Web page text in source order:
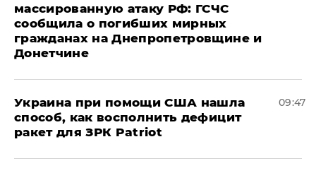
массированную атаку РФ: ГСЧС
сообщила о погибших мирных
гражданах на Днепропетровщине и
Донетчине
Украина при помощи США нашла
способ, как восполнить дефицит
ракет для ЗРК Patriot
09:47